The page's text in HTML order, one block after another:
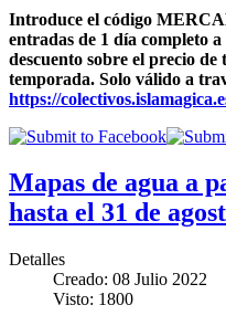
Introduce el código
entradas de 1 día completo
descuento sobre el precio
temporada. Solo válido a
https://
Mapas de agua a
hasta el 31 de
Detalles
Creado: 08 Julio 2022
Visto: 1800